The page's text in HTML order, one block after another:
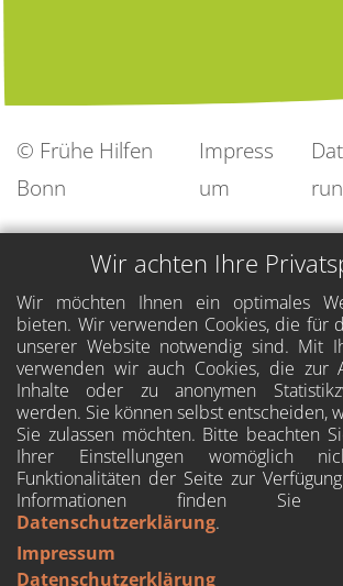
Wir achten Ihre
Wir möchten Ihnen ein optimales
bieten. Wir verwenden Cookies, die für
unserer Website notwendig sind. Mit
verwenden wir auch Cookies, die zur
Inhalte oder zu anonymen
werden. Sie können selbst entscheiden,
Sie zulassen möchten. Bitte beachten
Ihrer Einstellungen womöglich
Funktionalitäten der Seite zur
Informationen finden
Datenschutzerklärung.
Impressum
Datenschutzerklärung
© Frühe Hilfen
Bonn
Impress
um